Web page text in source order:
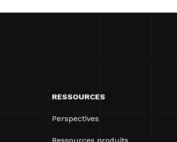
RESSOURCES
Perspectives
Ressources produits